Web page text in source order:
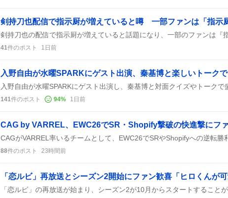
41件のポスト 1日前
入野自由が水曜SPARKにゲスト出演、秦基博と楽しいトーク
141件のポスト 94% 1日前
88件のポスト 23時間前
「恋ルビ」再放送とシーズン2開始にファン歓喜「ヒロくんが可